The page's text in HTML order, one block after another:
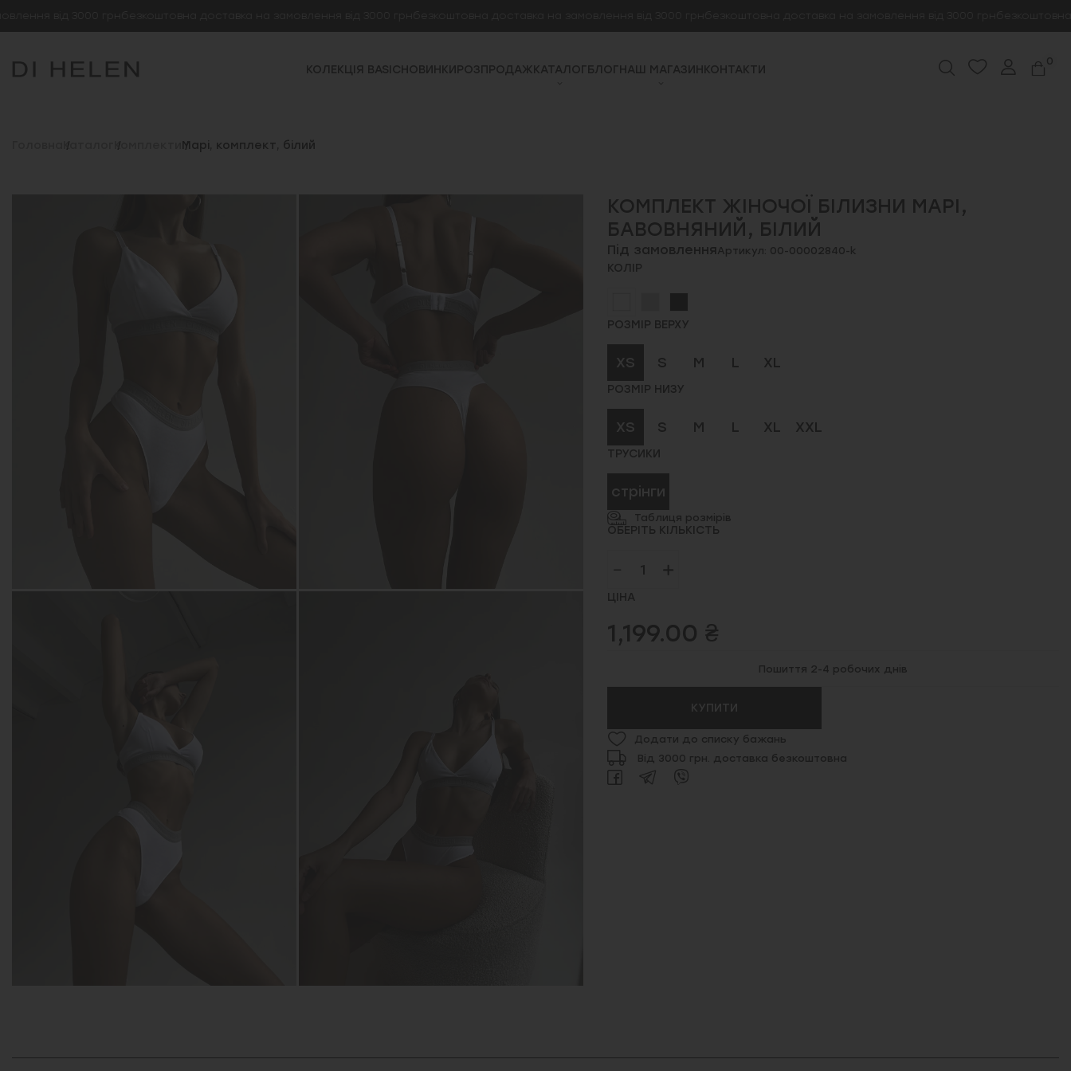
безкоштовна доставка на замовлення від 3000 грн безкоштовна доставка на замовлення від 3000 грн безкоштовна доставка на замовлення від 3000 грн безкоштовна
КОЛЕКЦІЯ BASICНОВИНКИРОЗПРОДАЖКАТАЛОГБЛОГНАШ МАГАЗИНКОНТАКТИ
0
Каталог Комплекти Марі, комплект, білий
КОМПЛЕКТ ЖІНОЧОЇ БІЛИЗНИ МАРІ,
БАВОВНЯНИЙ, БІЛИЙ
Під замовлення Артикул: 00-00002840-k
КОЛІР
РОЗМІР ВЕРХУ
XS S M L XL
РОЗМІР НИЗУ
XS S M L XL XXL
ТРУСИКИ
стрінги
Таблиця розмірів
ОБЕРІТЬ КІЛЬКІСТЬ
ЦІНА
1,199.00 ₴
Пошиття 2-4 робочих днів
КУПИТИ
Додати до списку бажань
Від 3000 грн. доставка безкоштовна